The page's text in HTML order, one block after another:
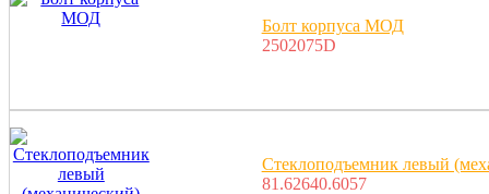
Болт корпуса МОД
2502075D
Стеклоподъемник левый
81.62640.6057